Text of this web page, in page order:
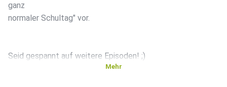
ganz
normaler Schultag" vor.
Seid gespannt auf weitere Episoden! ;)
Mehr